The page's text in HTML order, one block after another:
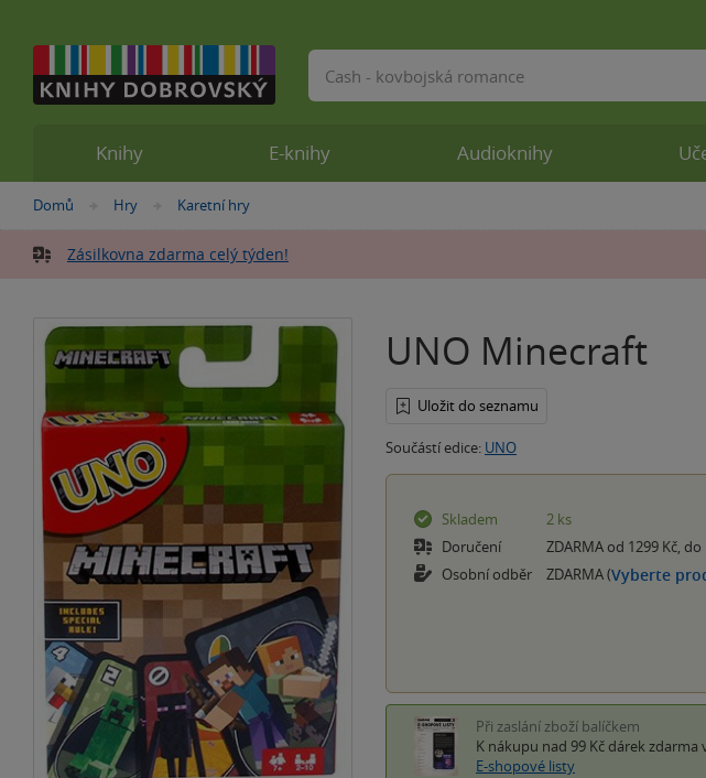
Nacházíte
zde:
Domů »Hry »
Karetní hry
Zásilkovna zdarma celý týden!
UNO Minecraft
Uložit do seznamu
Součástí edice: UNO
Skladem
2 ks
Doručení
ZDARMA od 1299 Kč,
Osobní odběr
ZDARMA (Vyberte
Při zaslání zboží balíčkem
K nákupu nad 99 Kč dárek zdarma
E-shopové listy
Knihy E-knihy Audioknihy
Vyhledávání